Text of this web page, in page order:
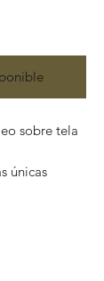
sobre tela
únicas